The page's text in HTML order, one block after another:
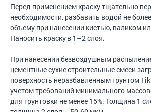
Перед применением краску тщательно
необходимости, разбавить водой не
объему при нанесении кистью, валиком
Наносить краску в 1–2 слоя.
При нанесении безвоздушным
цементные сухие строительные смеси
поверхность неразбавленным грунтом
учетом требований минимального
для грунтовки не менее 15%. Толщина 1